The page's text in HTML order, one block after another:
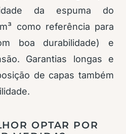
da espuma do
como referência para
boa durabilidade) e
Garantias longas e
de capas também
OPTAR POR